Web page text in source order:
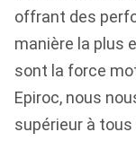
offrant des
manière la plus
sont la force
Epiroc, nous
supérieur à